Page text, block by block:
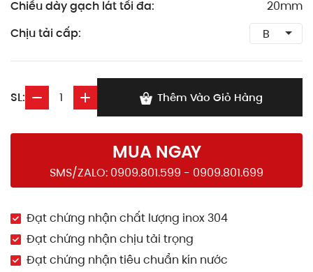
Chiều dày gạch lát tối đa:
20mm
Chịu tải cấp:
SL: Thêm Vào Giỏ Hàng
MUA NGAY
SMS/ZALO: 0909.801.599 - 0909.801.699
Đạt chứng nhận chất lượng inox 304
Đạt chứng nhận chịu tải trọng
Đạt chứng nhận tiêu chuẩn kín nước